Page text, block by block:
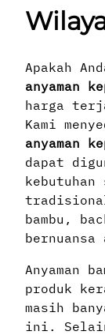
Apakah
anyaman
harga
Kami
anyaman
dapat
bambu,
bernuansa
Anyaman
produk
masih
ini.